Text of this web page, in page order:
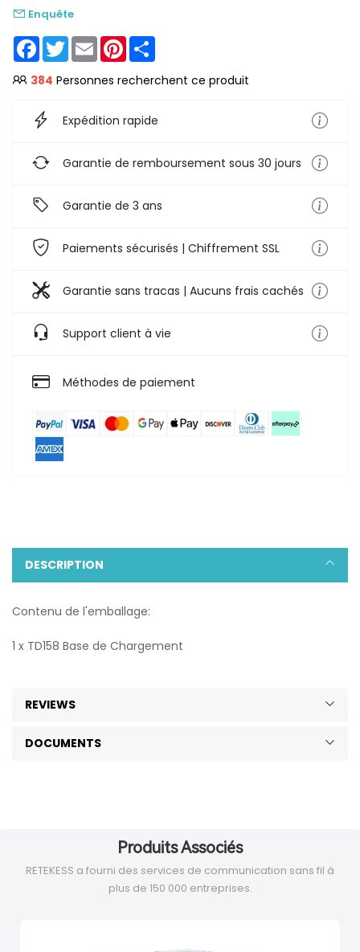
Enquête
Facebook
TwitterEmail Pinterest
384 Personnes recherchent ce produit
Expédition rapide
Garantie de remboursement sous 30 jours
Garantie de 3 ans
Paiements sécurisés | Chiffrement SSL
Garantie sans tracas | Aucuns frais cachés
Support client à vie
Méthodes de paiement
DESCRIPTION
Contenu de l'emballage:
1 x TD158 Base de Chargement
REVIEWS
DOCUMENTS
Produits Associés
RETEKESS a fourni des services de communication sans fil à
plus de 150 000 entreprises.